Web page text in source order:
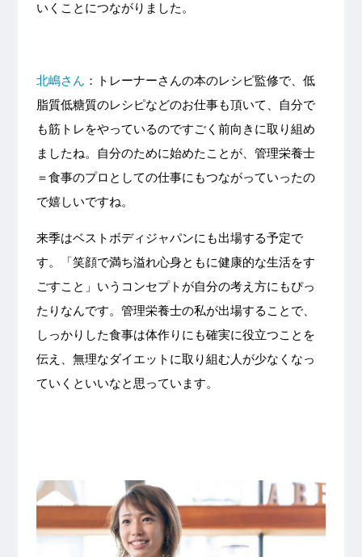
いくことにつながりました。
北嶋さん ：トレーナーさんの本のレシピ監修で、低
脂質低糖質のレシピなどのお仕事も頂いて、自分で
も筋トレをやっているのですごく前向きに取り組め
ましたね。自分のために始めたことが、管理栄養士
＝食事のプロとしての仕事にもつながっていったの
で嬉しいですね。
来季はベストボディジャパンにも出場する予定で
す。「笑顔で満ち溢れ心身ともに健康的な生活をす
ごすこと」いうコンセプトが自分の考え方にもぴっ
たりなんです。管理栄養士の私が出場することで、
しっかりした食事は体作りにも確実に役立つことを
伝え、無理なダイエットに取り組む人が少なくなっ
ていくといいなと思っています。